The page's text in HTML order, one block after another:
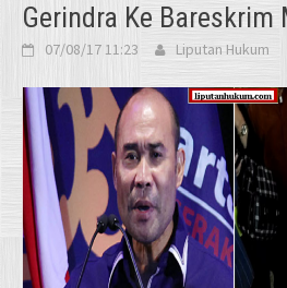
Gerindra Ke Bareskrim
07/08/17 11:23 Liputan Hukum